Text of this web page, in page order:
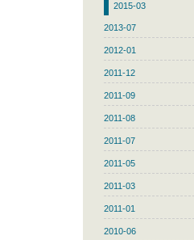
2015-03
2013-07
2012-01
2011-12
2011-09
2011-08
2011-07
2011-05
2011-03
2011-01
2010-06